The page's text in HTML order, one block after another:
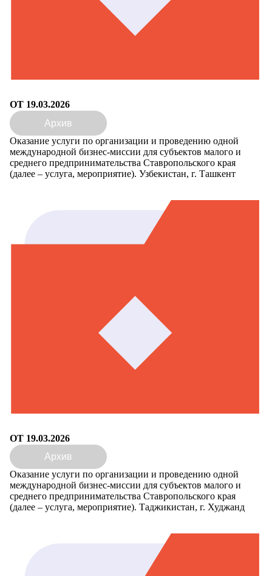
ОТ 19.03.2026
Архив
Оказание услуги по организации и проведению одной
международной бизнес-миссии для субъектов малого и
среднего предпринимательства Ставропольского края
(далее – услуга, мероприятие). Узбекистан, г. Ташкент
ОТ 19.03.2026
Архив
Оказание услуги по организации и проведению одной
международной бизнес-миссии для субъектов малого и
среднего предпринимательства Ставропольского края
(далее – услуга, мероприятие). Таджикистан, г. Худжанд